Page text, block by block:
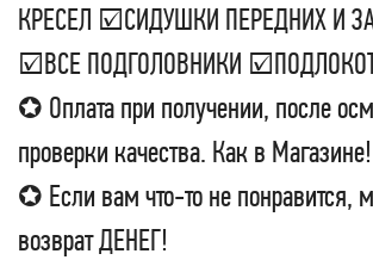
КРЕСЕЛ ☑СИДУШКИ ПЕРЕДНИХ И
☑ВСЕ ПОДГОЛОВНИКИ
✪ Оплата при получении, после
проверки качества. Как в Магазине!
✪ Если вам что-то не понравится,
возврат ДЕНЕГ!